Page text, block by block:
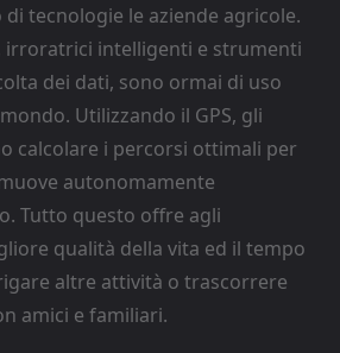
di tecnologie le aziende agricole.
intelligenti e strumenti
dei dati, sono ormai di uso
Utilizzando il GPS, gli
calcolare i percorsi ottimali per
autonomamente
Tutto questo offre agli
qualità della vita ed il tempo
altre attività o trascorrere
amici e familiari.